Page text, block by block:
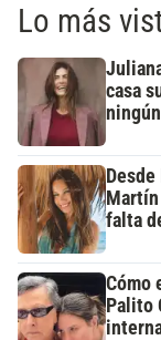
Lo más
casa
falta
Cómo
Palito